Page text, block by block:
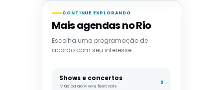
CONTINUE EXPLORANDO
Mais agendas no Rio
Escolha uma programação de
acordo com seu interesse.
Shows e concertos
Música ao vivo e festivais